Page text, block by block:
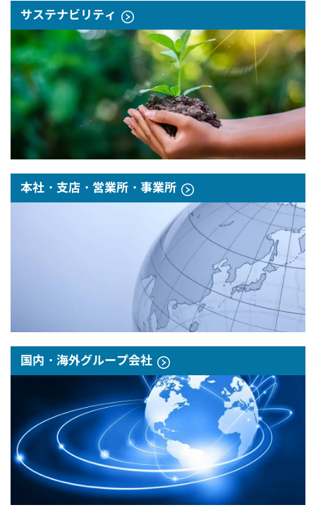
サステナビリティ
本社・支店・営業所・事業所
国内・海外グループ会社